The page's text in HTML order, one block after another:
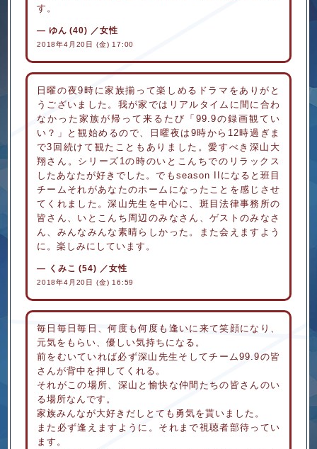
す。
ゆん (40) ／女性
2018年4月20日 (金) 17:00
日曜の夜9時に家族揃って楽しめるドラマをありがと
うございました。我が家ではリアルタイムに間に合わ
なかった家族が帰って来るたび「99.9の録画観てい
い？」と観始めるので、日曜夜は9時から12時過ぎま
で3回続けて観たこともありました。愛すべき深山大
翔さん。シリーズ1の時のいとこんちでのリラックス
したあなたが好きでした。でもseason IIになると班目
チームそれがあなたのホームになったことを感じさせ
てくれました。深山先生を中心に、斑目法律事務所の
皆さん、いとこんち周辺のみなさん、ゲストのみなさ
ん、みんなみんな素晴らしかった。また会えますよう
に。楽しみにしています。
くみこ (54) ／女性
2018年4月20日 (金) 16:59
毎日毎日毎日、何度も何度も逢いに来て笑顔になり、
元気をもらい、優しい気持ちになる。
前をむいていれば必ず深山先生そしてチーム99.9の皆
さんが背中を押してくれる。
それがこの場所、深山と愉快な仲間たちの皆さんのい
る場所なんです。
家族みんなが大好きだしとても勇気を貰いました。
また必ず逢えますように。それまで視聴者部待ってい
ます。